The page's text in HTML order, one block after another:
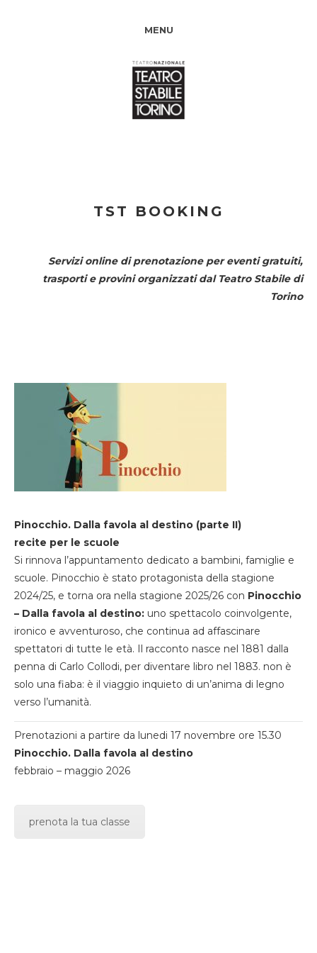
MENU
TST BOOKING
Servizi online di prenotazione per eventi gratuiti,
trasporti e provini organizzati dal Teatro Stabile di
Torino
Pinocchio. Dalla favola al destino (parte II)
recite per le scuole
Si rinnova l’appuntamento dedicato a bambini, famiglie e
scuole. Pinocchio è stato protagonista della stagione
2024/25, e torna ora nella stagione 2025/26 con Pinocchio
– Dalla favola al destino: uno spettacolo coinvolgente,
ironico e avventuroso, che continua ad affascinare
spettatori di tutte le età. Il racconto nasce nel 1881 dalla
penna di Carlo Collodi, per diventare libro nel 1883. non è
solo una fiaba: è il viaggio inquieto di un’anima di legno
verso l’umanità.
Prenotazioni a partire da lunedi 17 novembre ore 15.30
Pinocchio. Dalla favola al destino
febbraio – maggio 2026
prenota la tua classe